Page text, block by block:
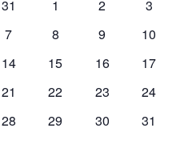
0
31
0
1
0
2
0
3
0
7
0
8
0
9
0
10
0
14
0
15
0
16
0
17
0
21
0
22
0
23
0
24
0
28
0
29
0
30
0
31